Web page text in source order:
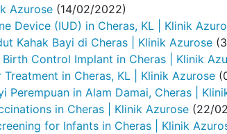
Azurose (14/02/2022)
Device (IUD) in Cheras, KL | Klinik
Kahak Bayi di Cheras | Klinik Azurose
Birth Control Implant in Cheras | Klinik
Treatment in Cheras, KL | Klinik Azurose
Perempuan in Alam Damai, Cheras |
in Cheras | Klinik Azurose (22/
for Infants in Cheras | Klinik